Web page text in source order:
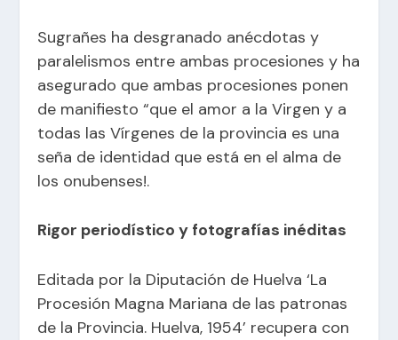
Sugrañes ha desgranado anécdotas y
paralelismos entre ambas procesiones y ha
asegurado que ambas procesiones ponen
de manifiesto “que el amor a la Virgen y a
todas las Vírgenes de la provincia es una
seña de identidad que está en el alma de
los onubenses!.
Rigor periodístico y fotografías inéditas
Editada por la Diputación de Huelva ‘La
Procesión Magna Mariana de las patronas
de la Provincia. Huelva, 1954’ recupera con